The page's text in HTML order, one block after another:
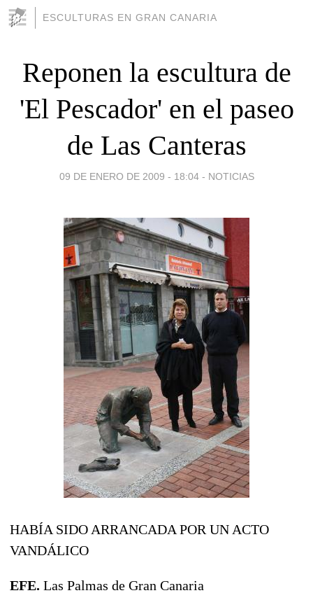
ESCULTURAS EN GRAN CANARIA
Reponen la escultura de
'El Pescador' en el paseo
de Las Canteras
09 DE ENERO DE 2009 - 18:04 - NOTICIAS
HABÍA SIDO ARRANCADA POR UN ACTO
VANDÁLICO
EFE. Las Palmas de Gran Canaria